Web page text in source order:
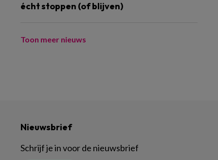
écht stoppen (of blijven)
Toon meer nieuws
Nieuwsbrief
Schrijf je in voor de nieuwsbrief